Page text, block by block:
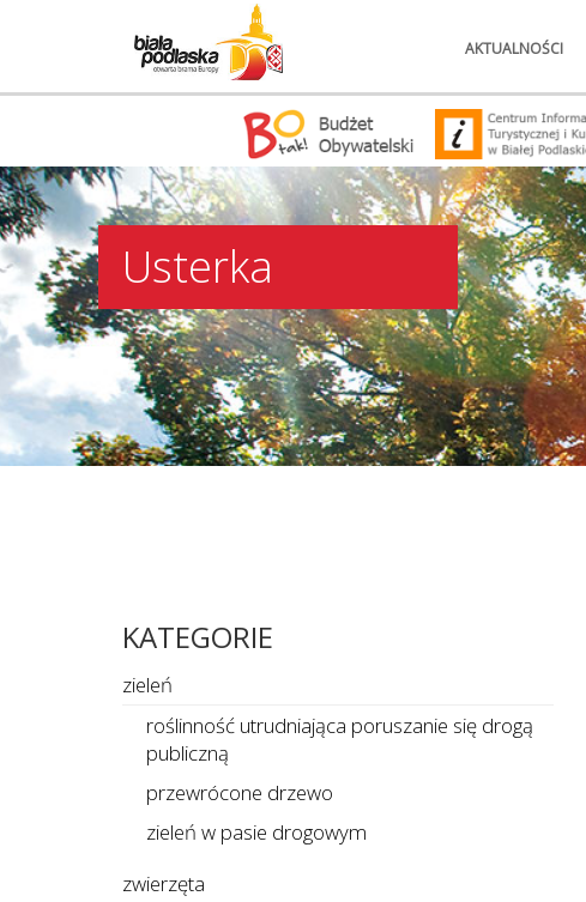
AKTUALNOŚCI
Usterka
KATEGORIE
zieleń
roślinność utrudniająca poruszanie się drogą
publiczną
przewrócone drzewo
zieleń w pasie drogowym
zwierzęta